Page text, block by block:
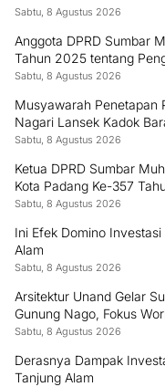
Sabtu, 8 Agustus 2026
Anggota DPRD Sumbar
Tahun 2025 tentang
Sabtu, 8 Agustus 2026
Musyawarah Penetapan
Nagari Lansek Kadok
Sabtu, 8 Agustus 2026
Ketua DPRD Sumbar
Kota Padang Ke-357
Sabtu, 8 Agustus 2026
Ini Efek Domino
Alam
Sabtu, 8 Agustus 2026
Arsitektur Unand Gelar
Gunung Nago, Fokus
Kayu
Sabtu, 8 Agustus 2026
Derasnya Dampak
Tanjung Alam